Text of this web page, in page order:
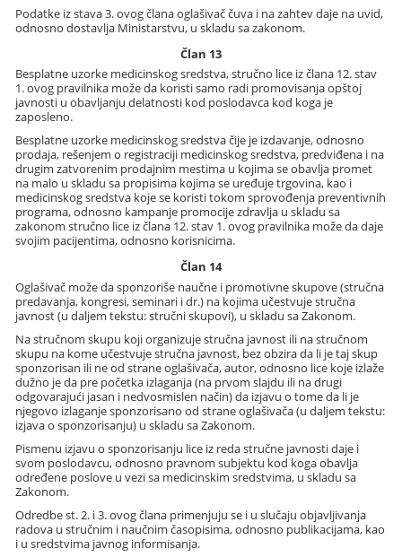
Podatke iz stava 3. ovog člana oglašivač čuva i na zahtev daje na uvid,
odnosno dostavlja Ministarstvu, u skladu sa zakonom.
Član 13
Besplatne uzorke medicinskog sredstva, stručno lice iz člana 12. stav
1. ovog pravilnika može da koristi samo radi promovisanja opštoj
javnosti u obavljanju delatnosti kod poslodavca kod koga je
zaposleno.
Besplatne uzorke medicinskog sredstva čije je izdavanje, odnosno
prodaja, rešenjem o registraciji medicinskog sredstva, predviđena i na
drugim zatvorenim prodajnim mestima u kojima se obavlja promet
na malo u skladu sa propisima kojima se uređuje trgovina, kao i
medicinskog sredstva koje se koristi tokom sprovođenja preventivnih
programa, odnosno kampanje promocije zdravlja u skladu sa
zakonom stručno lice iz člana 12. stav 1. ovog pravilnika može da daje
svojim pacijentima, odnosno korisnicima.
Član 14
Oglašivač može da sponzoriše naučne i promotivne skupove (stručna
predavanja, kongresi, seminari i dr.) na kojima učestvuje stručna
javnost (u daljem tekstu: stručni skupovi), u skladu sa Zakonom.
Na stručnom skupu koji organizuje stručna javnost ili na stručnom
skupu na kome učestvuje stručna javnost, bez obzira da li je taj skup
sponzorisan ili ne od strane oglašivača, autor, odnosno lice koje izlaže
dužno je da pre početka izlaganja (na prvom slajdu ili na drugi
odgovarajući jasan i nedvosmislen način) da izjavu o tome da li je
njegovo izlaganje sponzorisano od strane oglašivača (u daljem tekstu:
izjava o sponzorisanju) u skladu sa Zakonom.
Pismenu izjavu o sponzorisanju lice iz reda stručne javnosti daje i
svom poslodavcu, odnosno pravnom subjektu kod koga obavlja
određene poslove u vezi sa medicinskim sredstvima, u skladu sa
Zakonom.
Odredbe st. 2. i 3. ovog člana primenjuju se i u slučaju objavljivanja
radova u stručnim i naučnim časopisima, odnosno publikacijama, kao
i u sredstvima javnog informisanja.